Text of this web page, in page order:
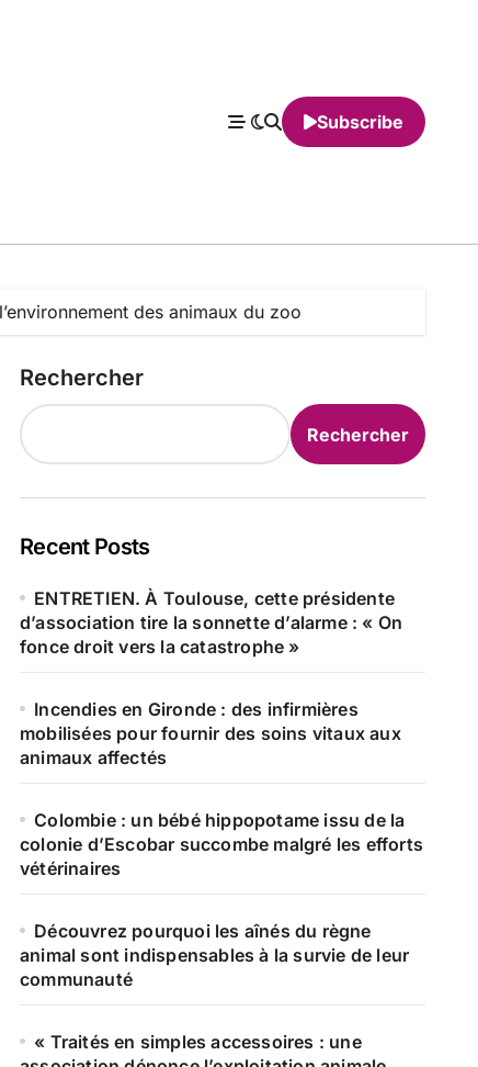
Subscribe
des animaux du zoo
Rechercher
Rechercher
Recent Posts
ENTRETIEN. À Toulouse, cette présidente
d’association tire la sonnette d’alarme : « On
fonce droit vers la catastrophe »
Incendies en Gironde : des infirmières
mobilisées pour fournir des soins vitaux aux
animaux affectés
Colombie : un bébé hippopotame issu de la
colonie d’Escobar succombe malgré les efforts
vétérinaires
Découvrez pourquoi les aînés du règne
animal sont indispensables à la survie de leur
communauté
« Traités en simples accessoires : une